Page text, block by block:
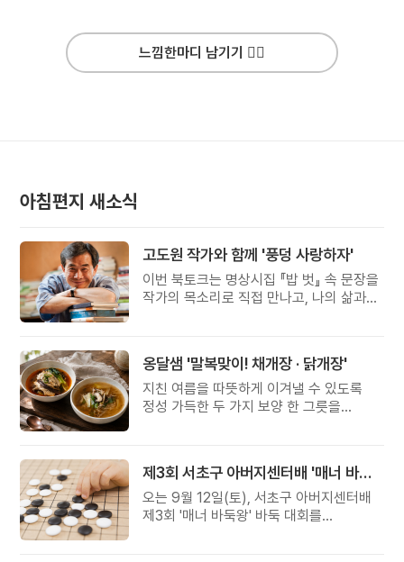
느낌한마디 남기기 ✍🏻
아침편지 새소식
고도원 작가와 함께 '풍덩 사랑하자'
이번 북토크는 명상시집 『밥 벗』 속 문장을
작가의 목소리로 직접 만나고, 나의 삶과
옹달샘 '말복맞이! 채개장 · 닭개장'
지친 여름을 따뜻하게 이겨낼 수 있도록
정성 가득한 두 가지 보양 한 그릇을
제3회 서초구 아버지센터배 '매너 바둑왕' 대회
오는 9월 12일(토), 서초구 아버지센터배
제3회 '매너 바둑왕' 바둑 대회를